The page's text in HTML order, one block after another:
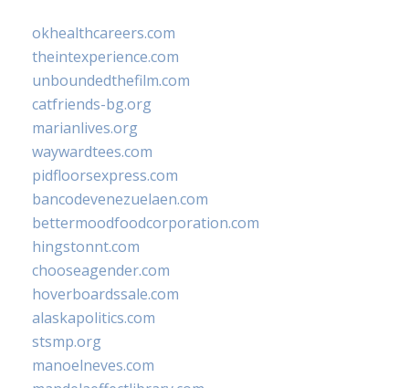
okhealthcareers.com
theintexperience.com
unboundedthefilm.com
catfriends-bg.org
marianlives.org
waywardtees.com
pidfloorsexpress.com
bancodevenezuelaen.com
bettermoodfoodcorporation.com
hingstonnt.com
chooseagender.com
hoverboardssale.com
alaskapolitics.com
stsmp.org
manoelneves.com